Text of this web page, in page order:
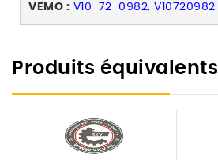
VEMO : V10-72-0982, V10720982
Produits équivalents